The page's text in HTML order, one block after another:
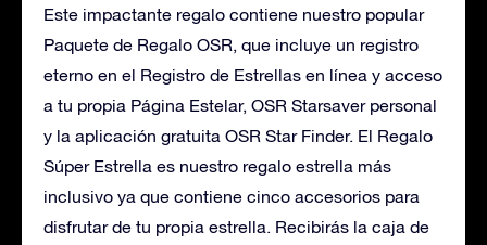
Este impactante regalo contiene nuestro popular
Paquete de Regalo OSR, que incluye un registro
eterno en el Registro de Estrellas en línea y acceso
a tu propia Página Estelar, OSR Starsaver personal
y la aplicación gratuita OSR Star Finder. El Regalo
Súper Estrella es nuestro regalo estrella más
inclusivo ya que contiene cinco accesorios para
disfrutar de tu propia estrella. Recibirás la caja de